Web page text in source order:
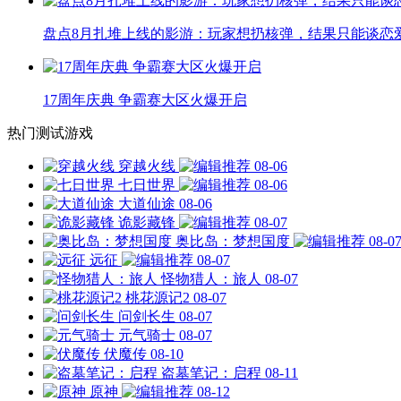
盘点8月扎堆上线的影游：玩家想扔核弹，结果只能谈恋
17周年庆典 争霸赛大区火爆开启
热门测试游戏
穿越火线
08-06
七日世界
08-06
大道仙途 08-06
诡影藏锋
08-07
奥比岛：梦想国度
08-07
远征
08-07
怪物猎人：旅人 08-07
桃花源记2 08-07
问剑长生 08-07
元气骑士 08-07
伏魔传 08-10
盗墓笔记：启程 08-11
原神
08-12